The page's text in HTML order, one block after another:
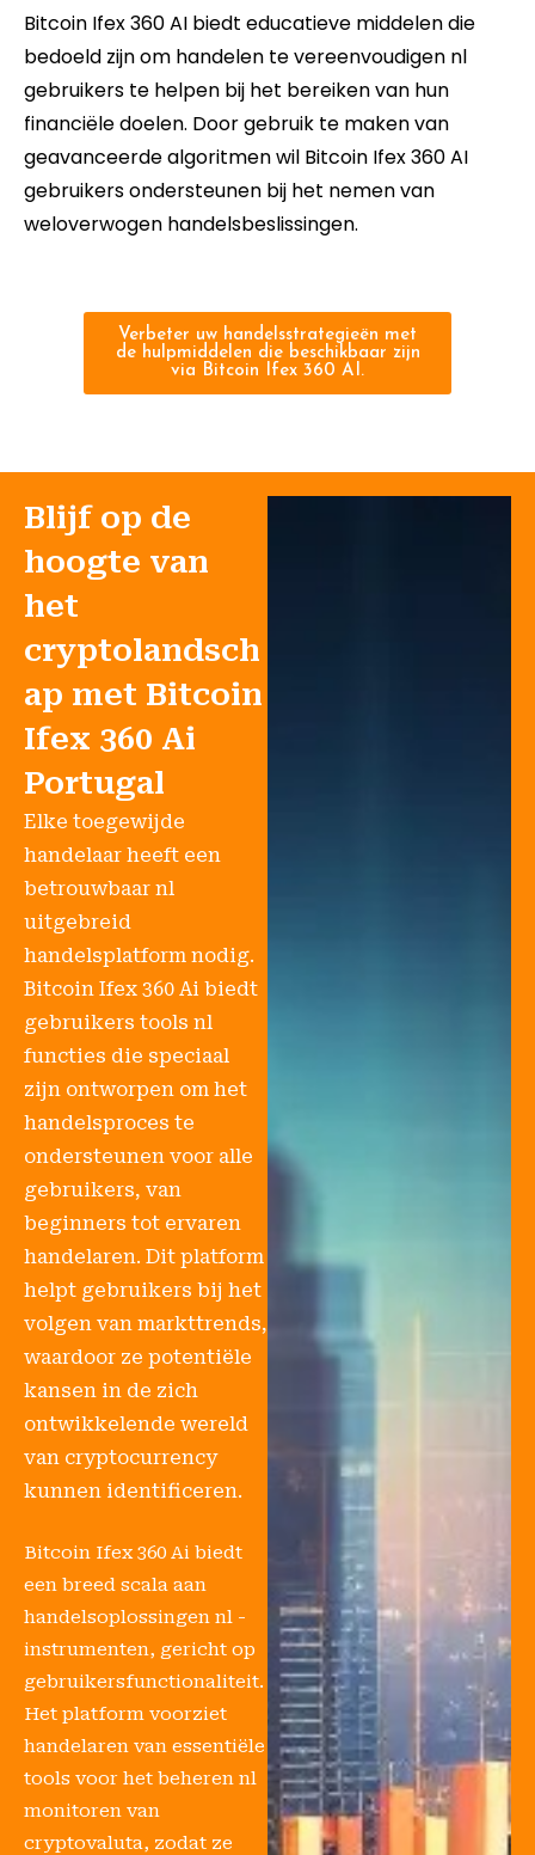
Bitcoin Ifex 360 AI biedt educatieve middelen die
bedoeld zijn om handelen te vereenvoudigen nl
gebruikers te helpen bij het bereiken van hun
financiële doelen. Door gebruik te maken van
geavanceerde algoritmen wil Bitcoin Ifex 360 AI
gebruikers ondersteunen bij het nemen van
weloverwogen handelsbeslissingen.
Verbeter uw handelsstrategieën met
de hulpmiddelen die beschikbaar zijn
via Bitcoin Ifex 360 AI.
Blijf op de
hoogte van
het
cryptolandsch
ap met Bitcoin
Ifex 360 Ai
Portugal
Elke toegewijde
handelaar heeft een
betrouwbaar nl
uitgebreid
handelsplatform nodig.
Bitcoin Ifex 360 Ai biedt
gebruikers tools nl
functies die speciaal
zijn ontworpen om het
handelsproces te
ondersteunen voor alle
gebruikers, van
beginners tot ervaren
handelaren. Dit platform
helpt gebruikers bij het
volgen van markttrends,
waardoor ze potentiële
kansen in de zich
ontwikkelende wereld
van cryptocurrency
kunnen identificeren.
Bitcoin Ifex 360 Ai biedt
een breed scala aan
handelsoplossingen nl -
instrumenten, gericht op
gebruikersfunctionaliteit.
Het platform voorziet
handelaren van essentiële
tools voor het beheren nl
monitoren van
cryptovaluta, zodat ze